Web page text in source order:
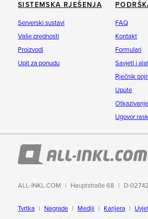
SISTEMSKA RJEŠENJA
Serverski sustavi
Vaše prednosti
Proizvodi
Upit za ponudu
FAQ
Kontakt
Formulari
Savjeti i
Rječnik
Upute
Ugovor
ALL-INKL.COM Hauptstraße 68 D-
Tvrtka Nagrade Mediji Karijera